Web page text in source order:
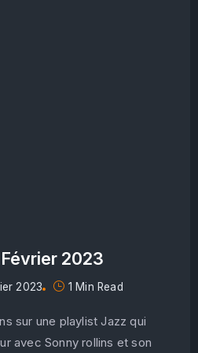
2023
2023 1 Min Read
sur une playlist Jazz qui
avec Sonny rollins et son